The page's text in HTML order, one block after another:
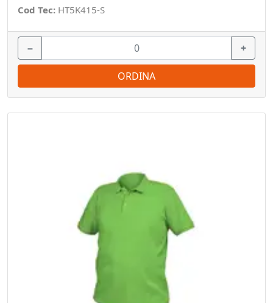
Cod Tec: HT5K415-S
− +
ORDINA